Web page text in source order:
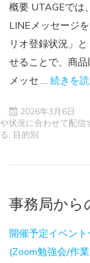
概要 UTAGEでは
LINEメッセージ
リオ登録状況」
せることで、商
メッセ … 続きを
2026年3月6日
や状況に合わせて配信
る
目的別
事務局から
開催予定イベント
(Zoom勉強会/作